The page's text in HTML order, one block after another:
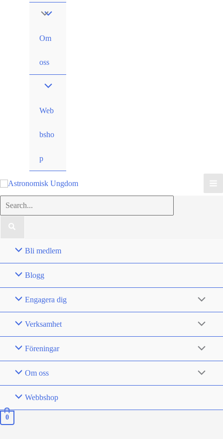
Om
oss
Web
bsho
p
Search
for:
Bli medlem
Blogg
Engagera dig
Verksamhet
Föreningar
Om oss
Webbshop
0